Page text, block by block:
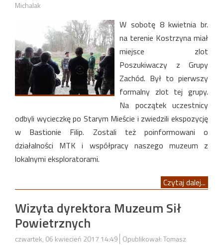
Michalak
W sobotę 8 kwietnia br.
na terenie Kostrzyna miał
miejsce zlot
Poszukiwaczy z Grupy
Zachód. Był to pierwszy
formalny zlot tej grupy.
Na początek uczestnicy
odbyli wycieczkę po Starym Mieście i zwiedzili ekspozycję
w Bastionie Filip. Zostali też poinformowani o
działalności MTK i współpracy naszego muzeum z
lokalnymi eksploratorami.
Czytaj dalej...
Wizyta dyrektora Muzeum Sił
Powietrznych
czwartek, 06 kwiecień 2017 14:49 Opublikował: Tomasz